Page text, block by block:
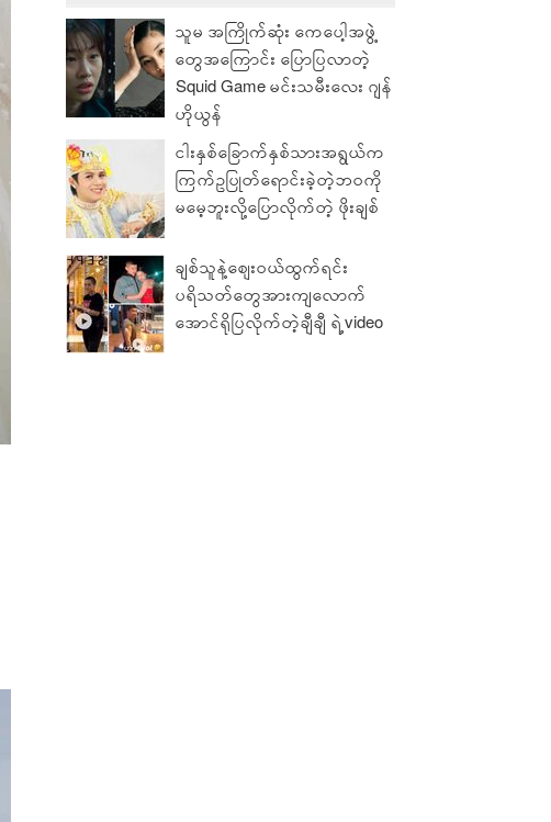
သူမ အကြိုက်ဆုံး ကေပေါ့အဖွဲ့
တွေအကြောင်း ပြောပြလာတဲ့
Squid Game မင်းသမီးလေး ဂျန်
ဟိုယွန်
ငါးနှစ်ခြောက်နှစ်သားအရွယ်က
ကြက်ဥပြုတ်ရောင်းခဲ့တဲ့ဘဝကို
မမေ့ဘူးလို့ပြောလိုက်တဲ့ ဖိုးချစ်
ချစ်သူနဲ့ဈေးဝယ်ထွက်ရင်း
ပရိသတ်တွေအားကျလောက်
အောင်ရိုပြလိုက်တဲ့ချီချီ ရဲ့video